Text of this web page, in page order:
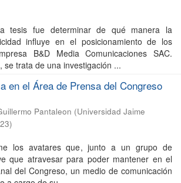
tesis fue determinar de qué manera la
influye en el posicionamiento de los
B&D Media Comunicaciones SAC.
se trata de una investigación ...
en el Área de Prensa del Congreso
Pantaleon (Universidad Jaime
)
los avatares que, junto a un grupo de
que atravesar para poder mantener en el
del Congreso, un medio de comunicación